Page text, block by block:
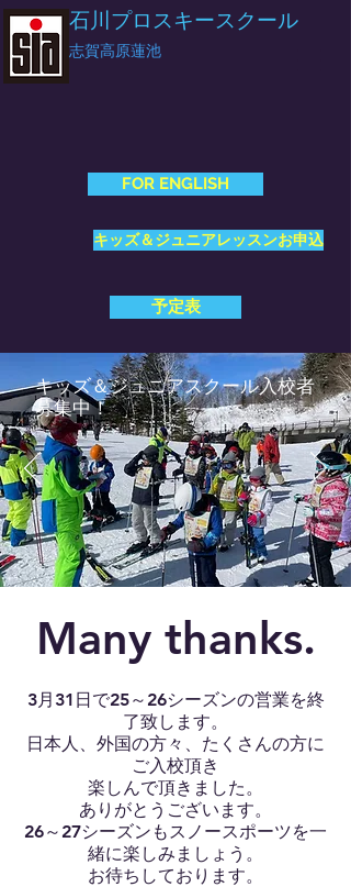
石川プロスキースクール
志賀高原蓮池
FOR ENGLISH
キッズ＆ジュニアレッスンお申込
予定表
キッズ＆ジュニアスクール入校者
募集中！
Many thanks.
3月31日で25～26シーズンの営業を終
了致します。
日本人、外国の方々、たくさんの方に
ご入校頂き
楽しんで頂きました。
ありがとうございます。
26～27シーズンもスノースポーツを一
緒に楽しみましょう。
お待ちしております。